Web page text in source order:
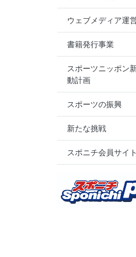
ウェブメディア運
書籍発行事業
スポーツニッポン
動計画
スポーツの振興
新たな挑戦
スポニチ会員サイト